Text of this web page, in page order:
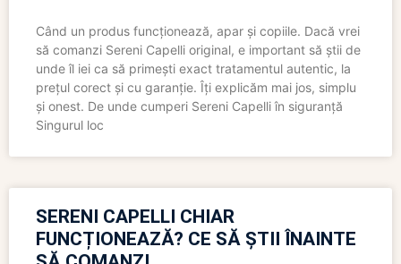
Când un produs funcționează, apar și copiile. Dacă vrei
să comanzi Sereni Capelli original, e important să știi de
unde îl iei ca să primești exact tratamentul autentic, la
prețul corect și cu garanție. Îți explicăm mai jos, simplu
și onest. De unde cumperi Sereni Capelli în siguranță
Singurul loc
SERENI CAPELLI CHIAR
FUNCȚIONEAZĂ? CE SĂ ȘTII ÎNAINTE